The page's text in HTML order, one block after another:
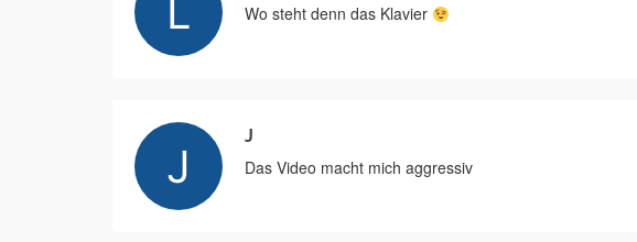
Wo steht denn das Klavier
J
Das Video macht mich aggressiv